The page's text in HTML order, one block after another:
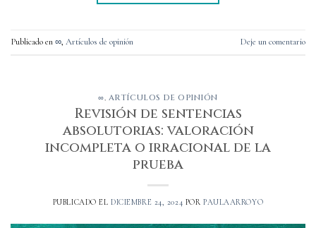
Publicado en∞, Artículos de opinión Deje un comentario
∞, ARTÍCULOS DE OPINIÓN
Revisión de sentencias
absolutorias: valoración
incompleta o irracional de la
prueba
PUBLICADO ELDICIEMBRE 24, 2024 POR PAULAARROYO